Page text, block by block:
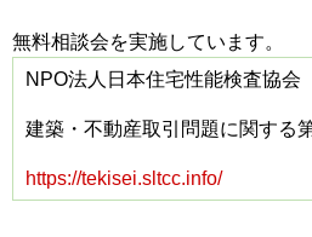
無料相談会を実施しています。
NPO法人日本住宅性能検査協会
建築・不動産取引問題に関する
https://tekisei.sltcc.info/